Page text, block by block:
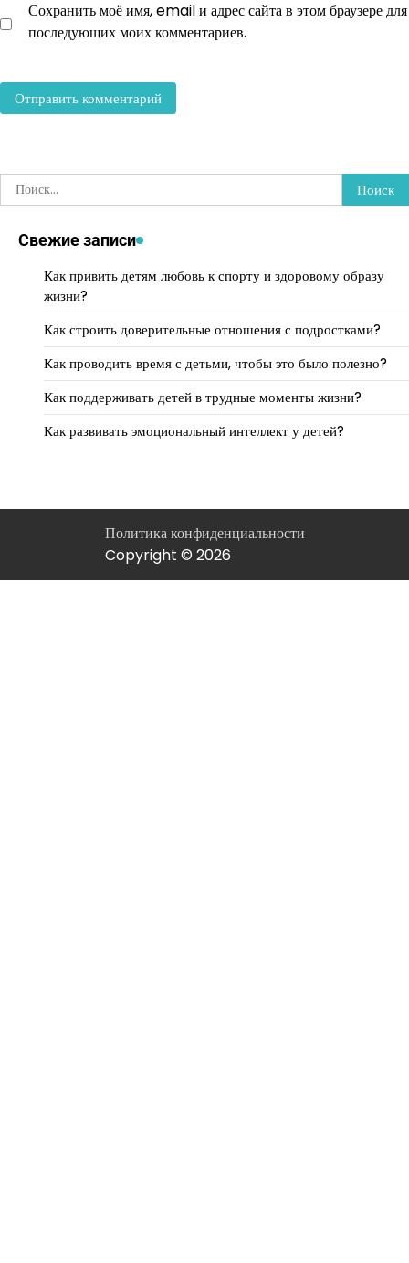
Сохранить моё имя, email и адрес сайта в этом браузере для
последующих моих комментариев.
Найти:
Свежие записи
Как привить детям любовь к спорту и здоровому образу
жизни?
Как строить доверительные отношения с подростками?
Как проводить время с детьми, чтобы это было полезно?
Как поддерживать детей в трудные моменты жизни?
Как развивать эмоциональный интеллект у детей?
Политика конфиденциальности
Copyright © 2026